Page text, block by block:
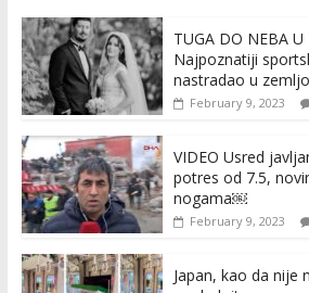
TUGA DO NEBA U
Najpoznatiji
nastradao u
February 9, 2023
VIDEO Usred
potres od 7.5,
nogama￼
February 9, 2023
Japan, kao da nije